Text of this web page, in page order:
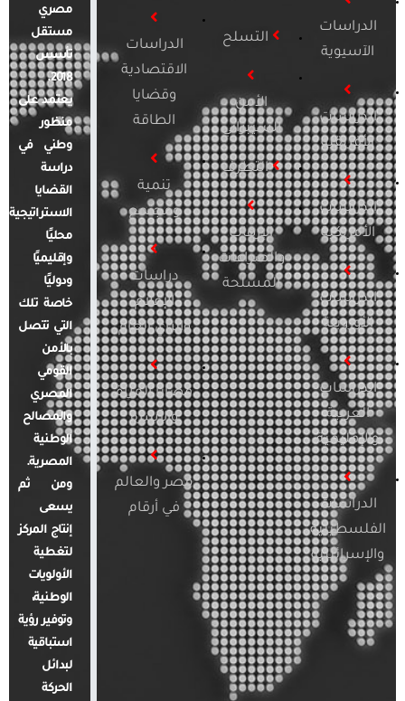
الدراسات
الآسيوية
الدراسات
الأفريقية
الدراسات
الأمريكية
الدراسات
الأوروبية
الدراسات
العربية
والإقليمية
الدراسات
الفلسطينية
والإسرائيلية
التسلح
الأمن
السيبراني
التطرف
الإرهاب
والصراعات
المسلحة
الدراسات
الاقتصادية
وقضايا
الطاقة
تنمية
ومجتمع
دراسات
الإعلام
والرأي العام
قضايا المرأة
والأسرة
مصر والعالم
في أرقام
مصري
مستقل
تأسس
2018.
يعتمد على
منظور
وطني في
دراسة
القضايا
الاستراتيجية
محليًا
وإقليميًا
ودوليًا
خاصة تلك
التي تتصل
بالأمن
القومي
المصري
والمصالح
الوطنية
المصرية.
ومن ثم
يسعى
إنتاج المركز
لتغطية
الأولويات
الوطنية،
وتوفير رؤية
استباقية
لبدائل
الحركة